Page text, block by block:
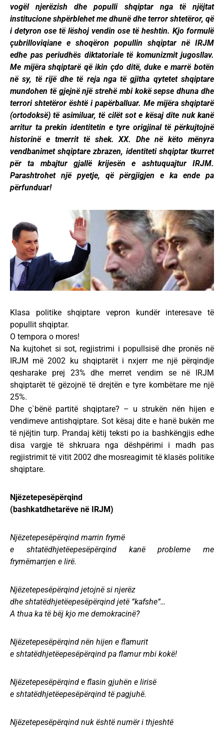
vogël njerëzish dhe populli shqiptar nga të njëjtat
institucione shpërblehet me dhunë dhe terror shtetëror, që
i detyron ose të lëshoj vendin ose të heshtin. Kjo formulë
çubrilloviqiane e shoqëron popullin shqiptar në IRJM
edhe pas periudhës diktatoriale të komunizmit jugosllav.
Me mijëra shqiptarë që ikin çdo ditë, duke e marrë botën
në sy, të rijë dhe të reja nga të gjitha qytetet shqiptare
mundohen të gjejnë një strehë mbi kokë sepse dhuna dhe
terrori shtetëror është i papërballuar. Me mijëra shqiptarë
(ortodoksë) të asimiluar, të cilët sot e kësaj dite nuk kanë
arritur ta prekin identitetin e tyre origjinal të përkujtojnë
historinë e tmerrit të shek. XX. Dhe në këto mënyra
vendbanimet shqiptare zbrazen, identiteti shqiptar tkurret
për ta mbajtur gjallë krijesën e ashtuquajtur IRJM.
Parashtrohet një pyetje, që përgjigjen e ka ende pa
përfunduar!
Klasa politike shqiptare vepron kundër interesave të
popullit shqiptar.
O tempora o mores!
Na kujtohet si sot, regjistrimi i popullsisë dhe pronës në
IRJM më 2002 ku shqiptarët i nxjerr me një përqindje
qesharake prej 23% dhe merret vendim se në IRJM
shqiptarët të gëzojnë të drejtën e tyre kombëtare me një
25%.
Dhe ç`bënë partitë shqiptare? – u strukën nën hijen e
vendimeve antishqiptare. Sot kësaj dite e hanë bukën me
të njëjtin turp. Prandaj këtij teksti po ia bashkëngjis edhe
disa vargje të shkruara nga dëshpërimi i madh pas
regjistrimit të vitit 2002 dhe mosreagimit të klasës politike
shqiptare.
Njëzetepesëpërqind
(bashkatdhetarëve në IRJM)
Njëzetepesëpërqind marrin frymë
e shtatëdhjetëepesëpërqind kanë probleme me
frymëmarrjen e lirë.
Njëzetepesëpërqind jetojnë si njerëz
dhe shtatëdhjetëepesëpërqind jetë “kafshe“…
A thua ka të bëj kjo me demokracinë?
Njëzetepesëpërqind nën hijen e flamurit
e shtatëdhjetëepesëpërqind pa flamur mbi kokë!
Njëzetepesëpërqind e flasin gjuhën e lirisë
e shtatëdhjetëepesëpërqind të pagjuhë.
Njëzetepesëpërqind nuk është numër i thjeshtë